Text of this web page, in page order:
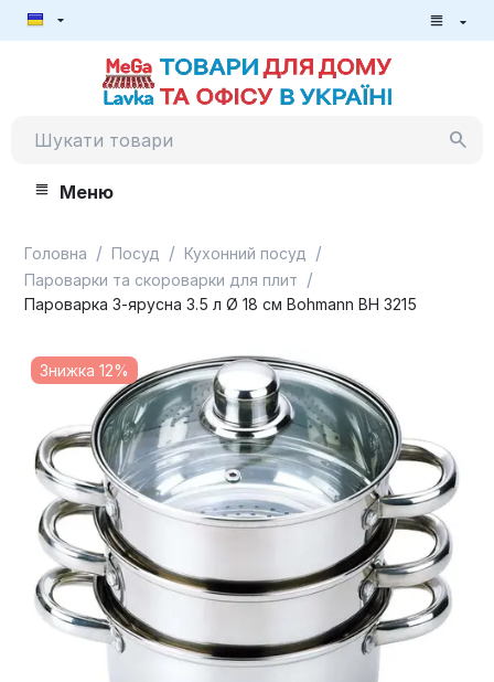
Меню
Головна / Посуд / Кухонний посуд /
Пароварки та скороварки для плит /
Пароварка 3-ярусна 3.5 л Ø 18 см Bohmann BH 3215
Знижка 12%